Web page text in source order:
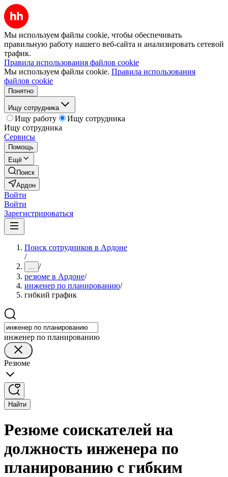
Мы используем файлы cookie, чтобы обеспечивать
правильную работу нашего веб-сайта и анализировать сетевой
трафик.
Правила использования файлов cookie
Мы используем файлы cookie. Правила использования
файлов cookie
Понятно
Ищу сотрудника
Ищу работу
Ищу сотрудника
Ищу сотрудника
Сервисы
Помощь
Ещё
Поиск
Ардон
Войти
Войти
Зарегистрироваться
Поиск сотрудников в Ардоне
/
... /
резюме в Ардоне/
инженер по планированию/
гибкий график
инженер по планированию
Резюме
Найти
Резюме соискателей на
должность инженера по
планированию с гибким